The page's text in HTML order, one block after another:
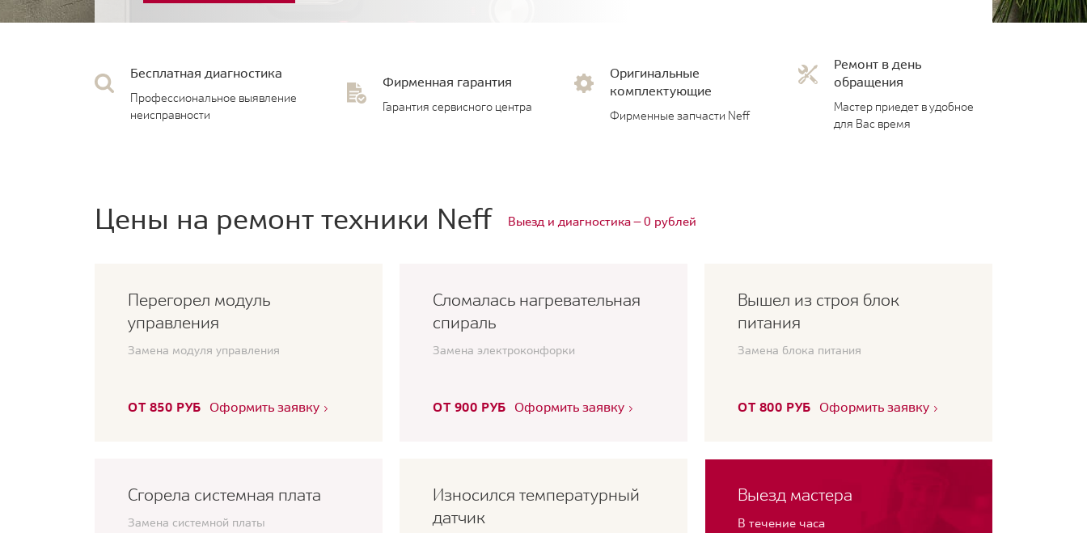
Бесплатная диагностика
Профессиональное выявление
неисправности
Фирменная гарантия
Гарантия сервисного центра
Оригинальные
комплектующие
Фирменные запчасти Neff
Ремонт в день
обращения
Мастер приедет в удобное
для Вас время
Цены на ремонт техники Neff Выезд и диагностика — 0 рублей
Перегорел модуль
управления
Замена модуля управления
ОТ 850 РУБ Оформить заявку
Сломалась нагревательная
спираль
Замена электроконфорки
ОТ 900 РУБ Оформить заявку
Вышел из строя блок
питания
Замена блока питания
ОТ 800 РУБ Оформить заявку
Сгорела системная плата
Замена системной платы
Износился температурный
датчик
Выезд мастера
В течение часа